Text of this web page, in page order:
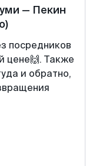
— Пекин
посредников
цене🙌. Также
и обратно,